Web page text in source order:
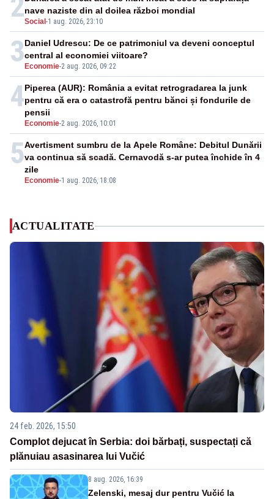
Social -1 aug. 2026, 23:10
nave naziste din al doilea război mondial
3 Economie-2 aug. 2026, 09:22
Daniel Udrescu: De ce patrimoniul va deveni conceptul
central al economiei viitoare?
4
Economie-2 aug. 2026, 10:01
Piperea (AUR): România a evitat retrogradarea la junk
pentru că era o catastrofă pentru bănci și fondurile de
pensii
5
Economie-1 aug. 2026, 18:08
Avertisment sumbru de la Apele Române: Debitul Dunării
va continua să scadă. Cernavodă s-ar putea închide în 4
zile
ACTUALITATE
24 feb. 2026, 15:50
Complot dejucat în Serbia: doi bărbați, suspectați că
plănuiau asasinarea lui Vučić
8 aug. 2026, 16:39
Zelenski, mesaj dur pentru Vučić la